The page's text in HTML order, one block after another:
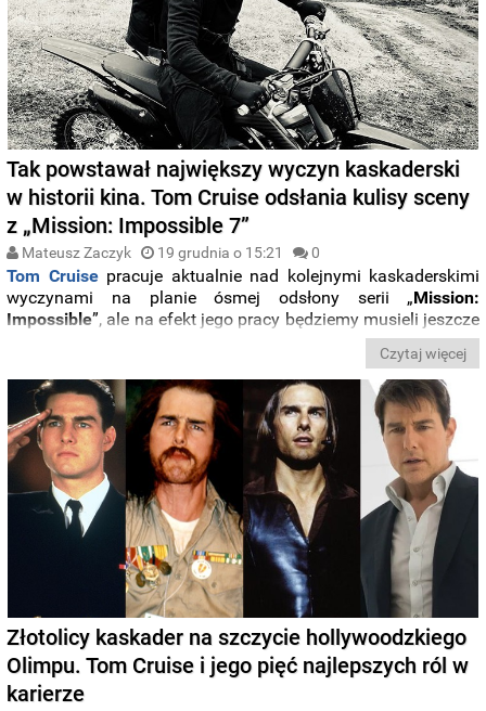
Tak powstawał największy wyczyn kaskaderski
w historii kina. Tom Cruise odsłania kulisy sceny
z „Mission: Impossible 7”
Mateusz Zaczyk 19 grudnia o 15:21 0
Tom Cruisepracuje aktualnie nad kolejnymi kaskaderskimi
wyczynami na planie ósmej odsłony serii „Mission:
Impossible”, ale na efekt jego pracy będziemy musieli jeszcze
trochę poczekać. Tymczasem już latem przyszłego roku na
wcielający się w Ethana
Huntaskacze z klifu napędzącym motocyklu. Oto kulisy
kręceniajednego z największych wyczynów kaskaderskich
w historii kina.
Czytaj więcej
Złotolicy kaskader na szczycie hollywoodzkiego
Olimpu. Tom Cruise i jego pięć najlepszych ról w
karierze